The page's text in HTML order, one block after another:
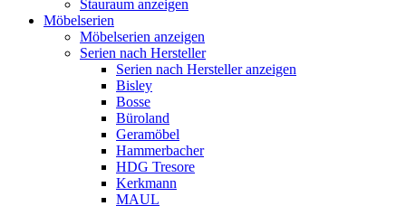
Stauraum anzeigen
Möbelserien
Möbelserien anzeigen
Serien nach Hersteller
Serien nach Hersteller anzeigen
Bisley
Bosse
Büroland
Geramöbel
Hammerbacher
HDG Tresore
Kerkmann
MAUL